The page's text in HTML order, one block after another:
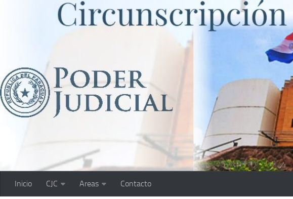
Saltar al contenido
Inicio CJC Areas Contacto